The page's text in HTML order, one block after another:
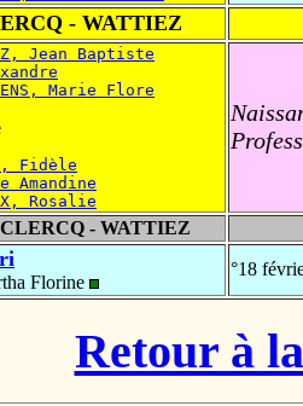
- WATTIEZ
Jean Baptiste
Marie Flore
Fidèle
Amandine
Rosalie
- WATTIEZ
Florine
°18
Retour à